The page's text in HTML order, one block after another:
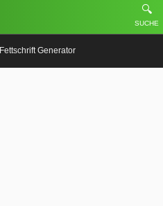
🔍
SUCHE
Fettschrift Generator